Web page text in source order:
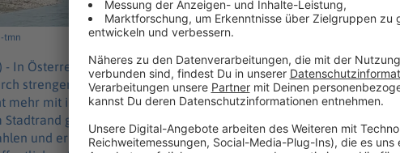
tmn
- In Österreich will die Stadt Salzburg den innerstädtischen Verkehr
strengere Zufahrtsregeln verringern. Tagestouristen dürfen den
mehr mit ihrem Auto anfahren, teilte die Stadt mit. Stattdessen
genutzt werden. Wer dort parke, müsse nur 7,50 Euro an
und erhalte zusätzlich ein Tagesticket für bis zu fünf Personen